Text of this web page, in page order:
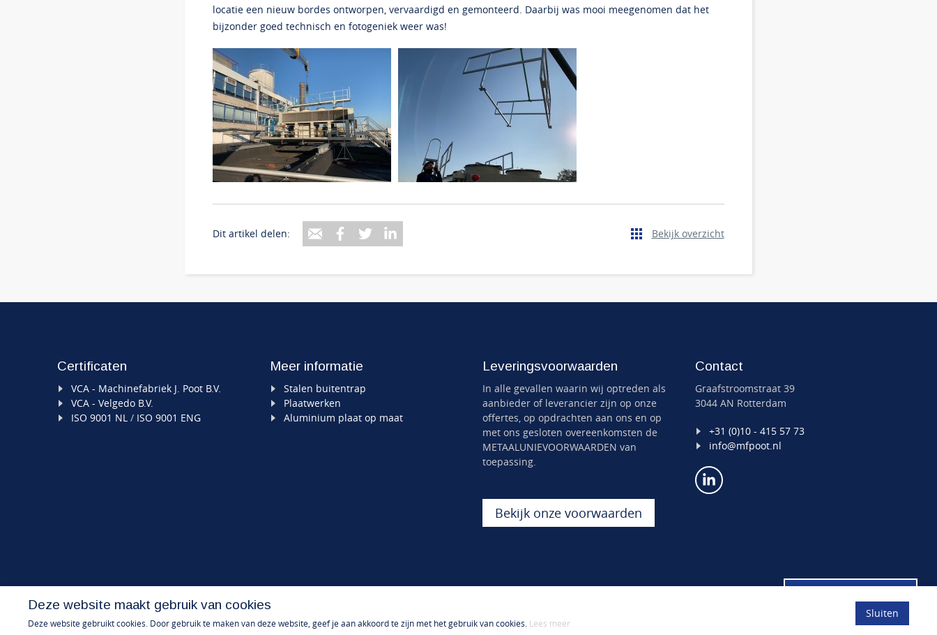
locatie een nieuw bordes ontworpen, vervaardigd en gemonteerd. Daarbij was mooi meegenomen dat het
bijzonder goed technisch en fotogeniek weer was!
Dit artikel delen: Bekijk overzicht
Certificaten
VCA - Machinefabriek J. Poot B.V.
VCA - Velgedo B.V.
ISO 9001 NL / ISO 9001 ENG
Meer informatie
Stalen buitentrap
Plaatwerken
Aluminium plaat op maat
Leveringsvoorwaarden
In alle gevallen waarin wij optreden als
aanbieder of leverancier zijn op onze
offertes, op opdrachten aan ons en op
met ons gesloten overeenkomsten de
METAALUNIEVOORWAARDEN van
toepassing.
Bekijk onze voorwaarden
Contact
Graafstroomstraat 39
3044 AN Rotterdam
+31 (0)10 - 415 57 73
info@mfpoot.nl
© 2026 - Machinefabriek Poot
Deze website maakt gebruik van cookies
Deze website gebruikt cookies. Door gebruik te maken van deze website, geef je aan akkoord te zijn met het gebruik van cookies. Lees meer
Sluiten